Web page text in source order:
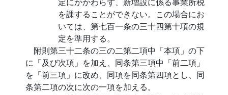
を課することができない。この場合にお
いては、第七百一条の三十四第十項の規
定を準用する。
附則第三十二条の三の二第二項中「本項」の下
に「及び次項」を加え、同条第三項中「前二項」
を「前三項」に改め、同項を同条第四項とし、同
条第二項の次に次の一項を加える。